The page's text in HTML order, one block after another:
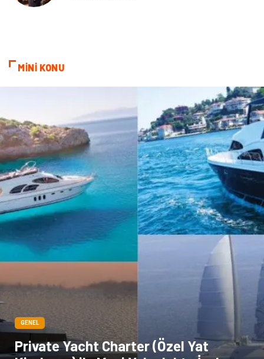
MİNİ KONU
GENEL
Private Yacht Charter (Özel Yat